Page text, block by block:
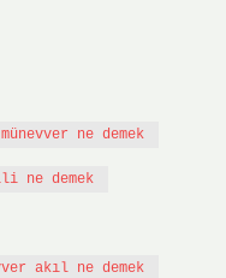
ne demek
ne demek
akıl ne demek